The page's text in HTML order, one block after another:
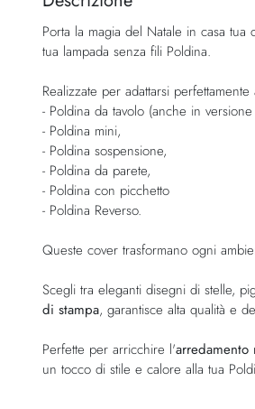
di
immagini
Porta la magia del Natale in casa tua
tua lampada senza fili Poldina.
Realizzate per adattarsi perfettamente
- Poldina da tavolo (anche in
- Poldina mini,
- Poldina sospensione,
- Poldina da parete,
- Poldina con picchetto
- Poldina Reverso.
Queste cover trasformano ogni
Scegli tra eleganti disegni di stelle,
di stampa, garantisce alta qualità e
Perfette per arricchire l'arredamento
un tocco di stile e calore alla tua